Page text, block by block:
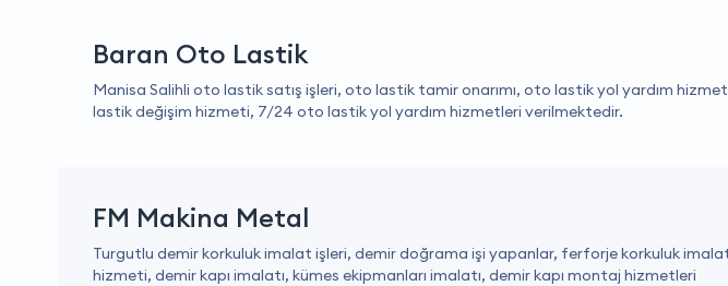
Baran Oto Lastik
Manisa Salihli oto lastik satış işleri, oto lastik tamir onarımı, oto lastik yol yardım
lastik değişim hizmeti, 7/24 oto lastik yol yardım hizmetleri verilmektedir.
FM Makina Metal
Turgutlu demir korkuluk imalat işleri, demir doğrama işi yapanlar, ferforje korkuluk
hizmeti, demir kapı imalatı, kümes ekipmanları imalatı, demir kapı montaj hizmetleri